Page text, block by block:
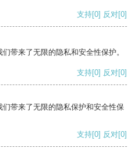
支持[0] 反对[0]
带来了无限的隐私和安全性保护。
支持[0] 反对[0]
带来了无限的隐私保护和安全性保
支持[0] 反对[0]